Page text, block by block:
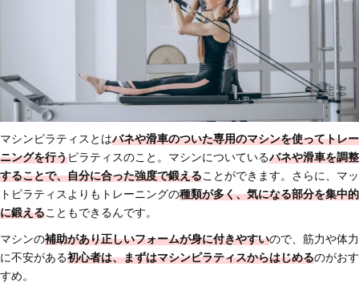
マシンピラティスとはバネや滑車のついた専用のマシンを使ってトレー
ニングを行うピラティスのこと。マシンについているバネや滑車を調整
することで、自分に合った強度で鍛えることができます。さらに、マッ
トピラティスよりもトレーニングの種類が多く、気になる部分を集中的
に鍛えることもできるんです。
マシンの補助があり正しいフォームが身に付きやすいので、筋力や体力
に不安がある初心者は、まずはマシンピラティスからはじめるのがおす
すめ。